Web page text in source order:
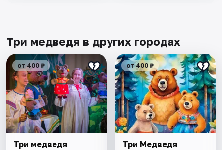
Три медведя в других городах
от 400 ₽
Три медведя
от 400 ₽
Три Медведя